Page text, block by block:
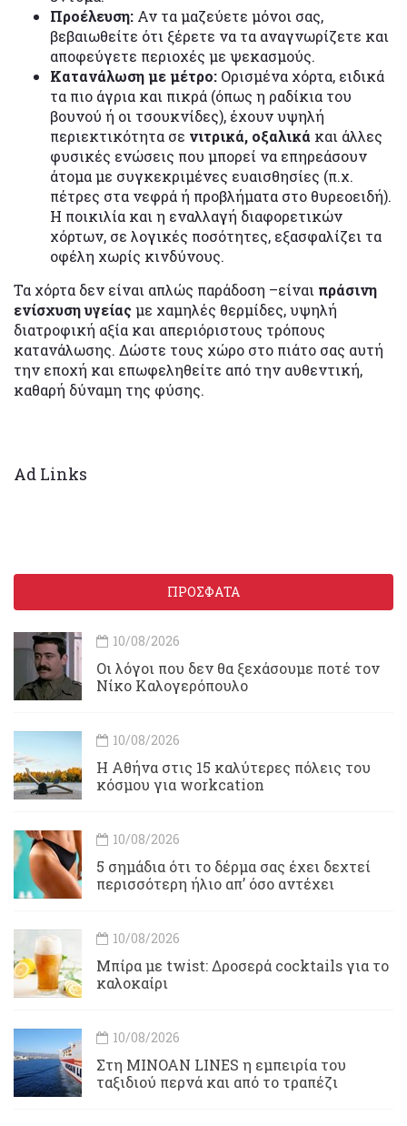
Προέλευση: Αν τα μαζεύετε μόνοι σας,
βεβαιωθείτε ότι ξέρετε να τα αναγνωρίζετε και
αποφεύγετε περιοχές με ψεκασμούς.
Κατανάλωση με μέτρο: Ορισμένα χόρτα, ειδικά
τα πιο άγρια και πικρά (όπως η ραδίκια του
βουνού ή οι τσουκνίδες), έχουν υψηλή
περιεκτικότητα σε νιτρικά, οξαλικά και άλλες
φυσικές ενώσεις που μπορεί να επηρεάσουν
άτομα με συγκεκριμένες ευαισθησίες (π.χ.
πέτρες στα νεφρά ή προβλήματα στο θυρεοειδή).
Η ποικιλία και η εναλλαγή διαφορετικών
χόρτων, σε λογικές ποσότητες, εξασφαλίζει τα
οφέλη χωρίς κινδύνους.
Τα χόρτα δεν είναι απλώς παράδοση –είναι πράσινη
ενίσχυση υγείαςμε χαμηλές θερμίδες, υψηλή
διατροφική αξία και απεριόριστους τρόπους
κατανάλωσης. Δώστε τους χώρο στο πιάτο σας αυτή
την εποχή και επωφεληθείτε από την αυθεντική,
καθαρή δύναμη της φύσης.
Ad Links
ΠΡΟΣΦΑΤΑ
10/08/2026
Οι λόγοι που δεν θα ξεχάσουμε ποτέ τον
Νίκο Καλογερόπουλο
10/08/2026
Η Αθήνα στις 15 καλύτερες πόλεις του
κόσμου για workcation
10/08/2026
5 σημάδια ότι το δέρμα σας έχει δεχτεί
περισσότερη ήλιο απ’ όσο αντέχει
10/08/2026
Μπίρα με twist: Δροσερά cocktails για το
καλοκαίρι
10/08/2026
Στη MINOAN LINES η εμπειρία του
ταξιδιού περνά και από το τραπέζι